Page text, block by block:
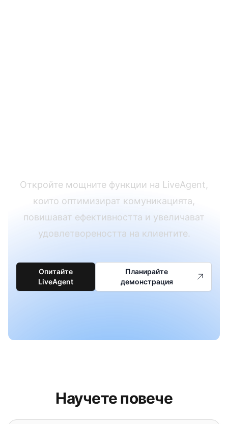
Откройте мощните функции на LiveAgent,
които оптимизират комуникацията,
повишават ефективността и увеличават
удовлетвореността на клиентите.
Опитайте
LiveAgent
Планирайте
демонстрация
Научете повече